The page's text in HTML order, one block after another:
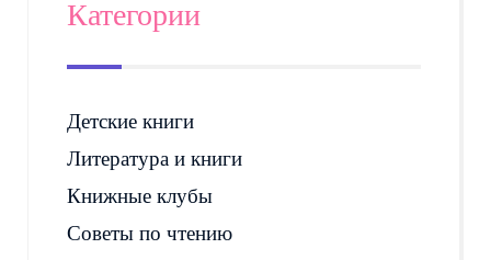
Категории
Детские книги
Литература и книги
Книжные клубы
Советы по чтению